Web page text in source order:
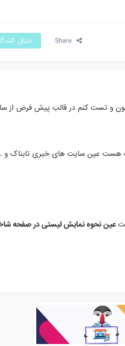
دنبال
و تست کنم در قالب پیش فرض از
هست عین سایت های خبری تابناک و
عین نحوه نمایش لیستی در صفحه